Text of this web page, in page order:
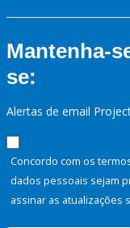
Mantenha-
se:
Alertas de email
Concordo com os
dados pessoais sejam
assinar as atualizações